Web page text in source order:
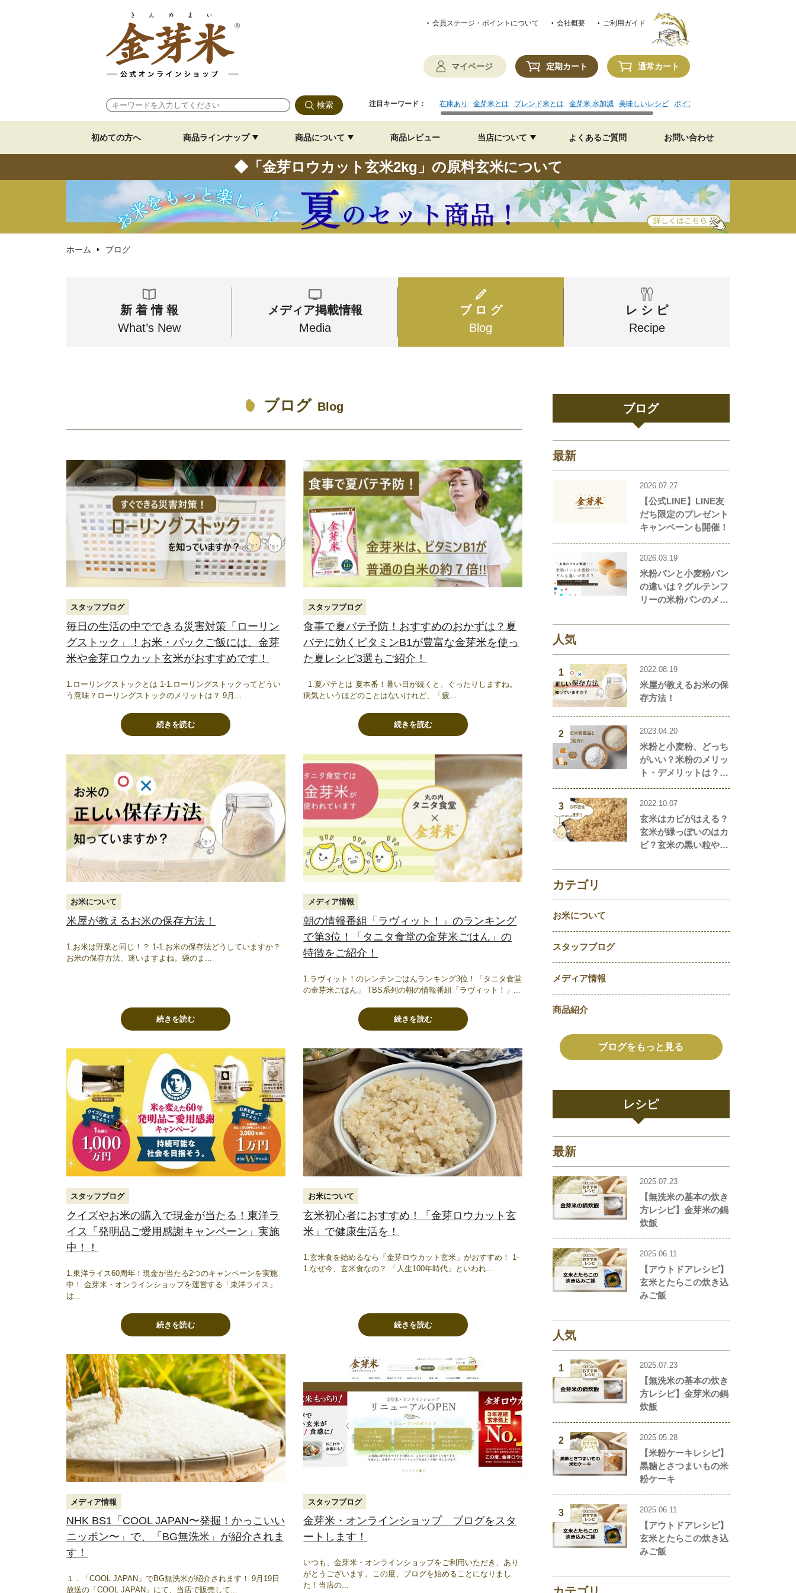
会員ステージ・ポイントについて 会社概要 ご利用ガイド
マイページ 定期カート 通常カート
注目キーワード： 在庫あり 金芽米とは ブレンド米とは 金芽米 水加減 美味しいレシピ ポイントの使い方
初めての方へ 商品ラインナップ 商品について 商品レビュー 当店について よくあるご質問 お問い合わせ
◆「金芽ロウカット玄米2kg」の原料玄米について
ホーム ブログ
新 着 情 報
What’s New
メディア掲載情報
Media
ブ ロ グ
Blog
レ シ ピ
Recipe
ブログ Blog
スタッフブログ
毎日の生活の中でできる災害対策「ローリン
グストック」！お米・パックご飯には、金芽
米や金芽ロウカット玄米がおすすめです！
1.ローリングストックとは 1-1.ローリングストックってどうい
う意味？ローリングストックのメリットは？ 9月...
続きを読む
スタッフブログ
食事で夏バテ予防！おすすめのおかずは？夏
バテに効くビタミンB1が豊富な金芽米を使っ
た夏レシピ3選もご紹介！
1.夏バテとは 夏本番！暑い日が続くと、ぐったりしますね。
病気というほどのことはないけれど、「疲...
続きを読む
お米について
米屋が教えるお米の保存方法！
1.お米は野菜と同じ！？ 1-1.お米の保存法どうしていますか？
お米の保存方法、迷いますよね。​袋のま...
続きを読む
メディア情報
朝の情報番組「ラヴィット！」のランキング
で第3位！「タニタ食堂の金芽米ごはん」の
特徴をご紹介！
1.ラヴィット！のレンチンごはんランキング3位！「タニタ食堂
の金芽米ごはん」 TBS系列の朝の情報番組「ラヴィット！」...
続きを読む
スタッフブログ
クイズやお米の購入で現金が当たる！東洋ラ
イス「発明品ご愛用感謝キャンペーン」実施
中！！
1.東洋ライス60周年！現金が当たる2つのキャンペーンを実施
中！ 金芽米・オンラインショップを運営する「東洋ライス」
は...
続きを読む
お米について
玄米初心者におすすめ！「金芽ロウカット玄
米」で健康生活を！
1.玄米食を始めるなら「金芽ロウカット玄米」がおすすめ！ 1-
1.なぜ今、玄米食なの？ 「人生100年時代」といわれ...
続きを読む
メディア情報
NHK BS1「COOL JAPAN〜発掘！かっこいい
ニッポン〜」で、「BG無洗米」が紹介されま
す！
１．「COOL JAPAN」でBG無洗米が紹介されます！ 9月19日
放送の「COOL JAPAN」にて、当店で販売して...
スタッフブログ
金芽米・オンラインショップ ブログをスタ
ートします！
いつも、金芽米・オンラインショップをご利用いただき、あり
がとうございます。この度、ブログを始めることになりまし
た！当店の...
ブログ
最新
2026.07.27
【公式LINE】LINE友
だち限定のプレゼント
キャンペーンも開催！
2026.03.19
米粉パンと小麦粉パン
の違いは？グルテンフ
リーの米粉パンのメリ
説します！
人気
1 2022.08.19
米屋が教えるお米の保
存方法！
2 2023.04.20
米粉と小麦粉、どっち
がいい？米粉のメリッ
ト・デメリットは？米
養価を解説！おすすめ
単レシピもご紹介！
3 2022.10.07
玄米はカビがはえる？
玄米が緑っぽいのはカ
ビ？玄米の黒い粒や点
ることを徹底解説！
カテゴリ
お米について
スタッフブログ
メディア情報
商品紹介
ブログをもっと見る
レシピ
最新
2025.07.23
【無洗米の基本の炊き
方レシピ】金芽米の鍋
炊飯
2025.06.11
【アウトドアレシピ】
玄米とたらこの炊き込
みご飯
人気
1 2025.07.23
【無洗米の基本の炊き
方レシピ】金芽米の鍋
炊飯
2 2025.05.28
【米粉ケーキレシピ】
黒糖とさつまいもの米
粉ケーキ
3 2025.06.11
【アウトドアレシピ】
玄米とたらこの炊き込
みご飯